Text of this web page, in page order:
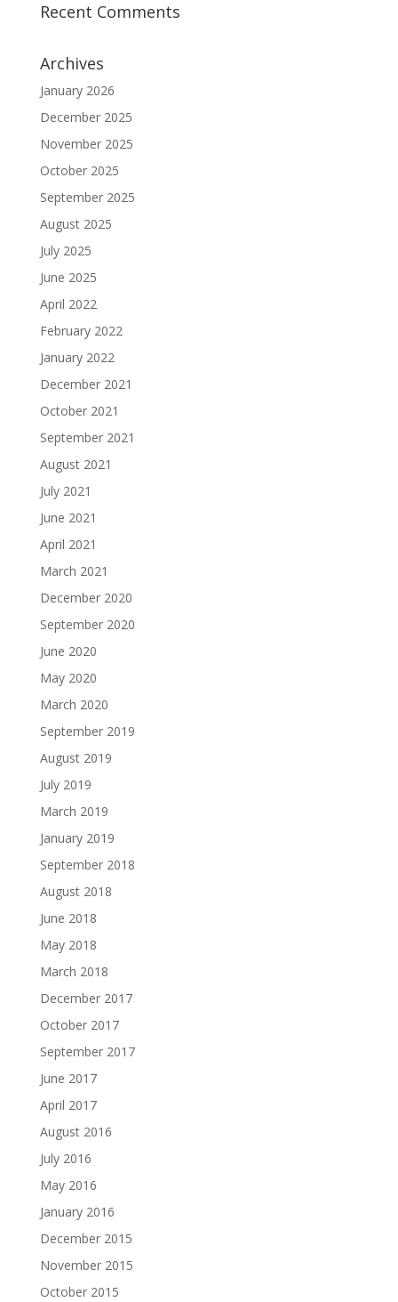
Recent Comments
Archives
January 2026
December 2025
November 2025
October 2025
September 2025
August 2025
July 2025
June 2025
April 2022
February 2022
January 2022
December 2021
October 2021
September 2021
August 2021
July 2021
June 2021
April 2021
March 2021
December 2020
September 2020
June 2020
May 2020
March 2020
September 2019
August 2019
July 2019
March 2019
January 2019
September 2018
August 2018
June 2018
May 2018
March 2018
December 2017
October 2017
September 2017
June 2017
April 2017
August 2016
July 2016
May 2016
January 2016
December 2015
November 2015
October 2015